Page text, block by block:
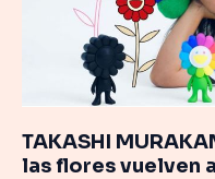
TAKASHI
las flores vuelven